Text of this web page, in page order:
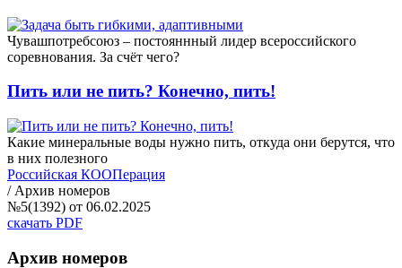
Чувашпотребсоюз – постояннный лидер всероссийского
соревнования. За счёт чего?
Пить или не пить? Конечно, пить!
Какие минеральные воды нужно пить, откуда они берутся, что
в них полезного
Российская КООПерация
/ Архив номеров
№5(1392) от 06.02.2025
скачать PDF
Архив номеров